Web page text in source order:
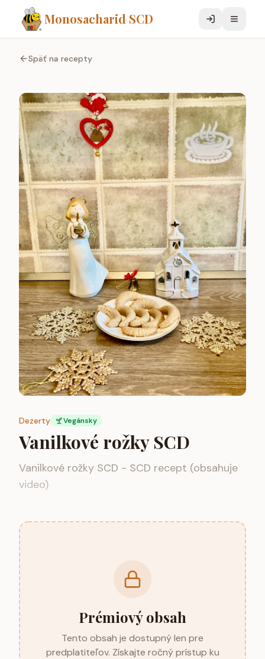
Monosacharid SCD
Späť na recepty
Dezerty Vegánsky
Vanilkové rožky SCD
Vanilkové rožky SCD - SCD recept (obsahuje
video)
Prémiový obsah
Tento obsah je dostupný len pre
predplatiteľov. Získajte ročný prístup ku